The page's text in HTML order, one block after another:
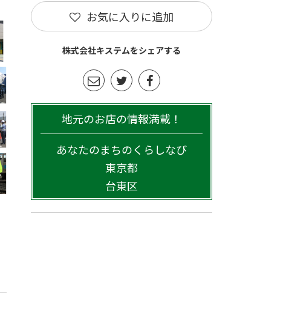
お気に入りに追加
株式会社キステムをシェアする
地元のお店の情報満載！
あなたのまちのくらしなび
東京都
台東区